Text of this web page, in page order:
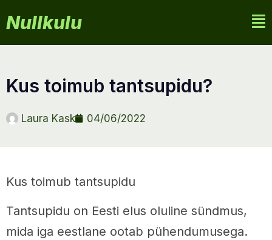
Nullkulu
kus toimub tantsupidu?
Laura Kask 04/06/2022
Kus toimub tantsupidu
Tantsupidu on Eesti elus oluline sündmus,
mida iga eestlane ootab pühendumusega.